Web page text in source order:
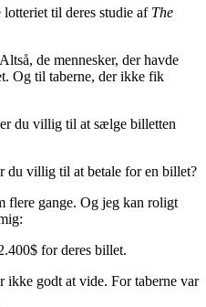
til deres studie af The
de mennesker, der havde
Og til taberne, der ikke fik
du villig til at sælge billetten
du villig til at betale for en billet?
flere gange. Og jeg kan roligt
for deres billet.
ikke godt at vide. For taberne var